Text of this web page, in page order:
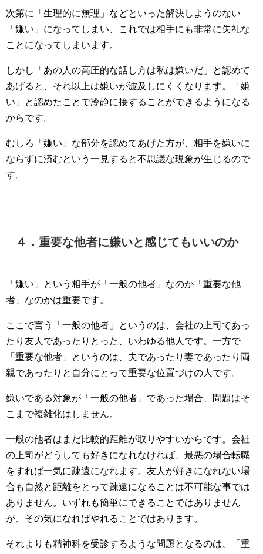
次第に「生理的に無理」などといった解決しようのない
「嫌い」になってしまい、これでは相手にも非常に失礼な
ことになってしまいます。
しかし「あの人の高圧的な話し方は私は嫌いだ」と認めて
あげると、それ以上は嫌いが波及しにくくなります。「嫌
い」と認めたことで冷静に接することができるようになる
からです。
むしろ「嫌い」な部分を認めてあげた方が、相手を嫌いに
ならずに済むという一見すると不思議な現象が生じるので
す。
４．重要な他者に嫌いと感じてもいいのか
「嫌い」という相手が「一般の他者」なのか「重要な他
者」なのかは重要です。
ここで言う「一般の他者」というのは、会社の上司であっ
たり友人であったりとった、いわゆる他人です。一方で
「重要な他者」というのは、夫であったり妻であったり両
親であったりと自分にとって重要な位置づけの人です。
嫌いである対象が「一般の他者」であった場合、問題はそ
こまで複雑化はしません。
一般の他者はまだ比較的距離が取りやすいからです。会社
の上司がどうしても好きになれなければ、最悪の場合転職
をすれば一気に疎遠になれます。友人が好きになれない場
合も自然と距離をとって疎遠になることは不可能な事では
ありません。いずれも簡単にできることではありません
が、その気になればやれることではあります。
それよりも精神科を受診するような問題となるのは、「重